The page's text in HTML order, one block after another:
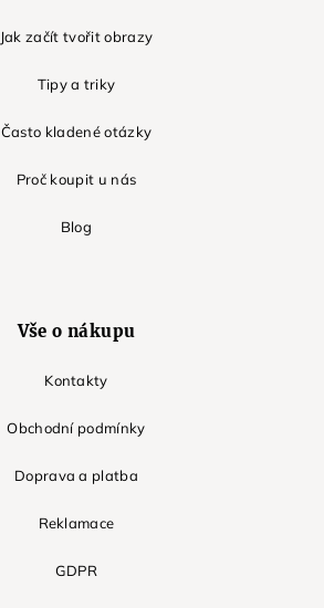
Jak začít tvořit obrazy
Tipy a triky
Často kladené otázky
Proč koupit u nás
Blog
Vše o nákupu
Kontakty
Obchodní podmínky
Doprava a platba
Reklamace
GDPR